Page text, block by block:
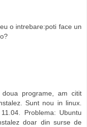
o intrebare:poti face un
programe, am citit
Sunt nou in linux.
Problema: Ubuntu
doar din surse de